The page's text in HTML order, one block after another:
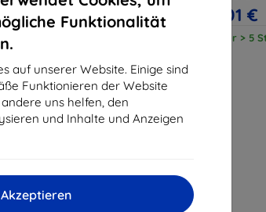
Funktionalität
auf unserer Website. Einige sind
Funktionieren der Website
uns helfen, den
und Inhalte und Anzeigen
Akzeptieren
Auf Lager > 5 Stk.
17,01 €
Auf Lager > 5